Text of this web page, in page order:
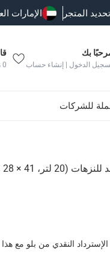
تحديد المتجر الإمارات
بك
الدخول | إنشاء حساب 0
للشركات
41 × 28 × 37 سم)
الإسترداد النقدي من بلو مع